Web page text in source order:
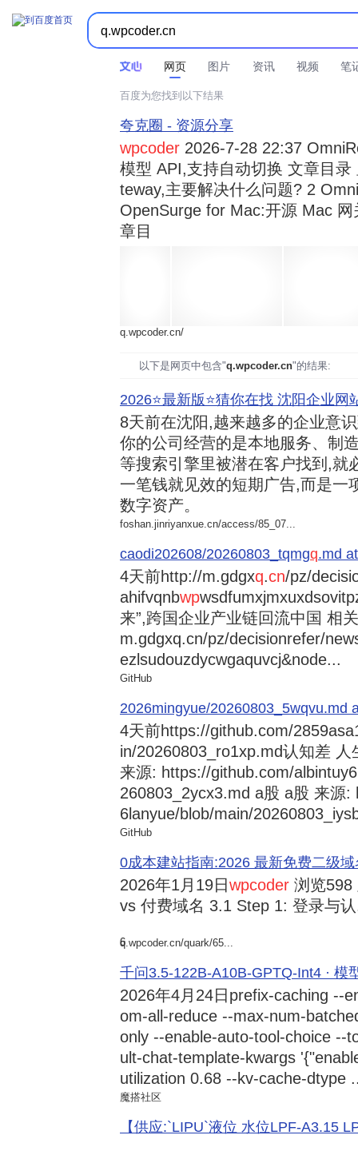
网页 图片 资讯 视频 笔
时间不限  所有网页和文件  站点内检索 
百度为您找到以下结果
夸克圈 - 资源分享
wpcoder 2026-7-28 22:37
模型 API,支持自动切换 文章目
teway,主要解决什么问题? 2
OpenSurge for Mac:开源 Mac
章目
q.wpcoder.cn/
以下是网页中包含"q.wpcoder.cn"的结果:
2026⭐️最新版⭐️猜你在找 沈阳企业网
8天前在沈阳,越来越多的企业意
你的公司经营的是本地服务、制
等搜索引擎里被潜在客户找到,就
一笔钱就见效的短期广告,而是一
数字资产。
foshan.jinriyanxue.cn/access/85_07...
caodi202608/20260803_tqmgq.md
4天前http://m.gdgxq.cn/pz/
ahifvqnbwp
来”,跨国企业产业链回流中国 相
m.gdgxq.cn/pz/decisionrefer/
ezlsudouzdycwgaquvcj&node...
GitHub
2026mingyue/20260803_5wqvu.md
4天前https://github.com/
in/20260803_ro1xp.md认知差
来源: https://github.com/
260803_2ycx3.md a股 a股 来源
6lanyue/blob/main/
GitHub
0成本建站指南:2026 最新免费二级
2026年1月19日wpcoder 浏览598
vs 付费域名 3.1 Step 1: 登录与
6
q.wpcoder.cn/quark/65...
千问3.5-122B-A10B-GPTQ-Int4 · 模
2026年4月24日 prefix-caching --
om-all-reduce --max-num-
only --enable-auto-tool-choice --
ult-chat-template-kwargs
utilization 0.68 --kv-cache-dtype
魔搭社区
【供应:`LIPU`液位 水位LPF-A3.15